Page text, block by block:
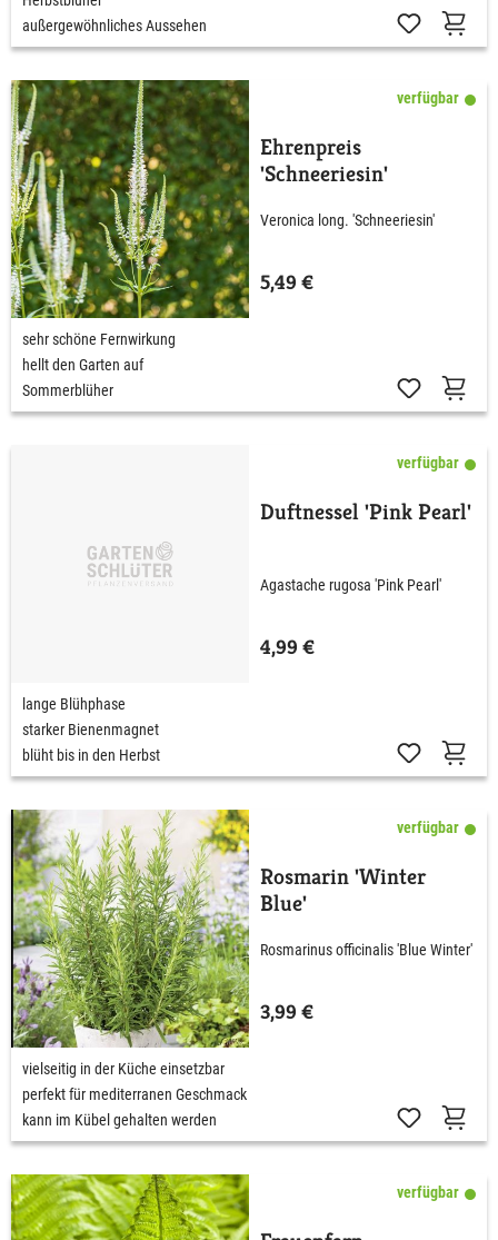
außergewöhnliches Aussehen
verfügbar
Ehrenpreis
'Schneeriesin'
Veronica long. 'Schneeriesin'
5,49 €
sehr schöne Fernwirkung
hellt den Garten auf
Sommerblüher
verfügbar
Duftnessel 'Pink Pearl'
Agastache rugosa 'Pink Pearl'
4,99 €
lange Blühphase
starker Bienenmagnet
blüht bis in den Herbst
verfügbar
Rosmarin 'Winter
Blue'
Rosmarinus officinalis 'Blue Winter'
3,99 €
vielseitig in der Küche einsetzbar
perfekt für mediterranen Geschmack
kann im Kübel gehalten werden
verfügbar